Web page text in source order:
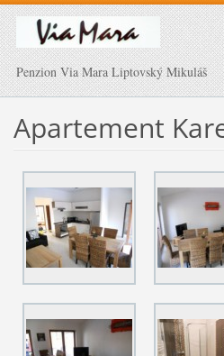
Penzion Via Mara Liptovský Mikuláš
Apartement